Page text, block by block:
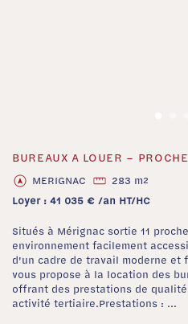
‹ ›
BUREAUX A LOUER –
MERIGNAC 283 m2
Loyer : 41 035 € /an HT/HC
Situés à Mérignac sortie 11
environnement facilement
d'un cadre de travail moderne et
vous propose à la location des
offrant des prestations de
activité tertiaire.Prestations : ...